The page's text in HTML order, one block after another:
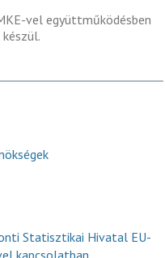
vel együttműködésben
készül.
Statisztikai Hivatal EU-
kapcsolatban